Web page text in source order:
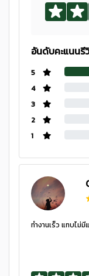
อันดับคะแนนรี
5
4
3
2
1
ทำงานเร็ว แทบไม่มี